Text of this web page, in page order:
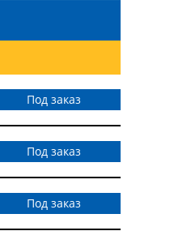
Под заказ
Под заказ
Под заказ